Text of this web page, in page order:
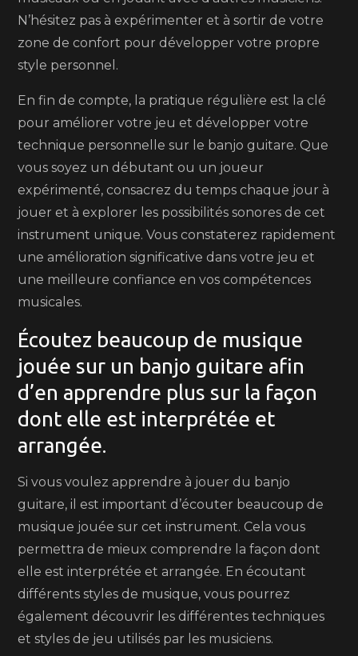
N’hésitez pas à expérimenter et à sortir de votre
zone de confort pour développer votre propre
style personnel.
En fin de compte, la pratique régulière est la clé
pour améliorer votre jeu et développer votre
technique personnelle sur le banjo guitare. Que
vous soyez un débutant ou un joueur
expérimenté, consacrez du temps chaque jour à
jouer et à explorer les possibilités sonores de cet
instrument unique. Vous constaterez rapidement
une amélioration significative dans votre jeu et
une meilleure confiance en vos compétences
musicales.
Écoutez beaucoup de musique
jouée sur un banjo guitare afin
d’en apprendre plus sur la façon
dont elle est interprétée et
arrangée.
Si vous voulez apprendre à jouer du banjo
guitare, il est important d’écouter beaucoup de
musique jouée sur cet instrument. Cela vous
permettra de mieux comprendre la façon dont
elle est interprétée et arrangée. En écoutant
différents styles de musique, vous pourrez
également découvrir les différentes techniques
et styles de jeu utilisés par les musiciens.